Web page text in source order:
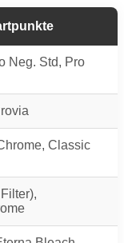
Neg. Std, Pro
Classic